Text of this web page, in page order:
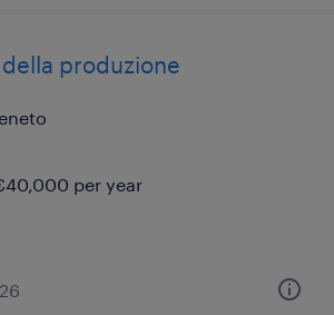
produzione
per year